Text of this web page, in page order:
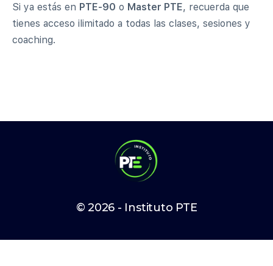
Si ya estás en PTE-90 o Master PTE, recuerda que
tienes acceso ilimitado a todas las clases, sesiones y
coaching.
© 2026 - Instituto PTE